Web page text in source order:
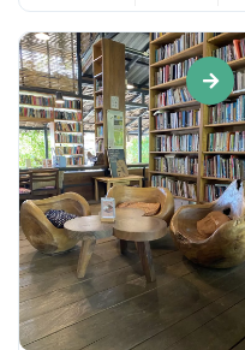
конечно!), попробовать 5
видов рома и приобрести
тот, который понравится
больше всего. А еще здесь
производят джин и водку....